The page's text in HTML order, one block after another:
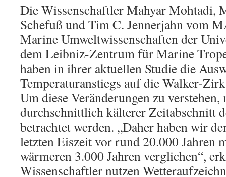
Die Wissenschaftler Mahyar Mohtadi,
Schefuß und Tim C. Jennerjahn vom
Marine Umweltwissenschaften der
dem Leibniz-Zentrum für Marine
haben in ihrer aktuellen Studie die
Temperaturanstiegs auf die Walker-
Um diese Veränderungen zu verstehen,
durchschnittlich kälterer Zeitabschnitt
betrachtet werden. „Daher haben wir
letzten Eiszeit vor rund 20.000 Jahren
wärmeren 3.000 Jahren verglichen“,
Wissenschaftler nutzen